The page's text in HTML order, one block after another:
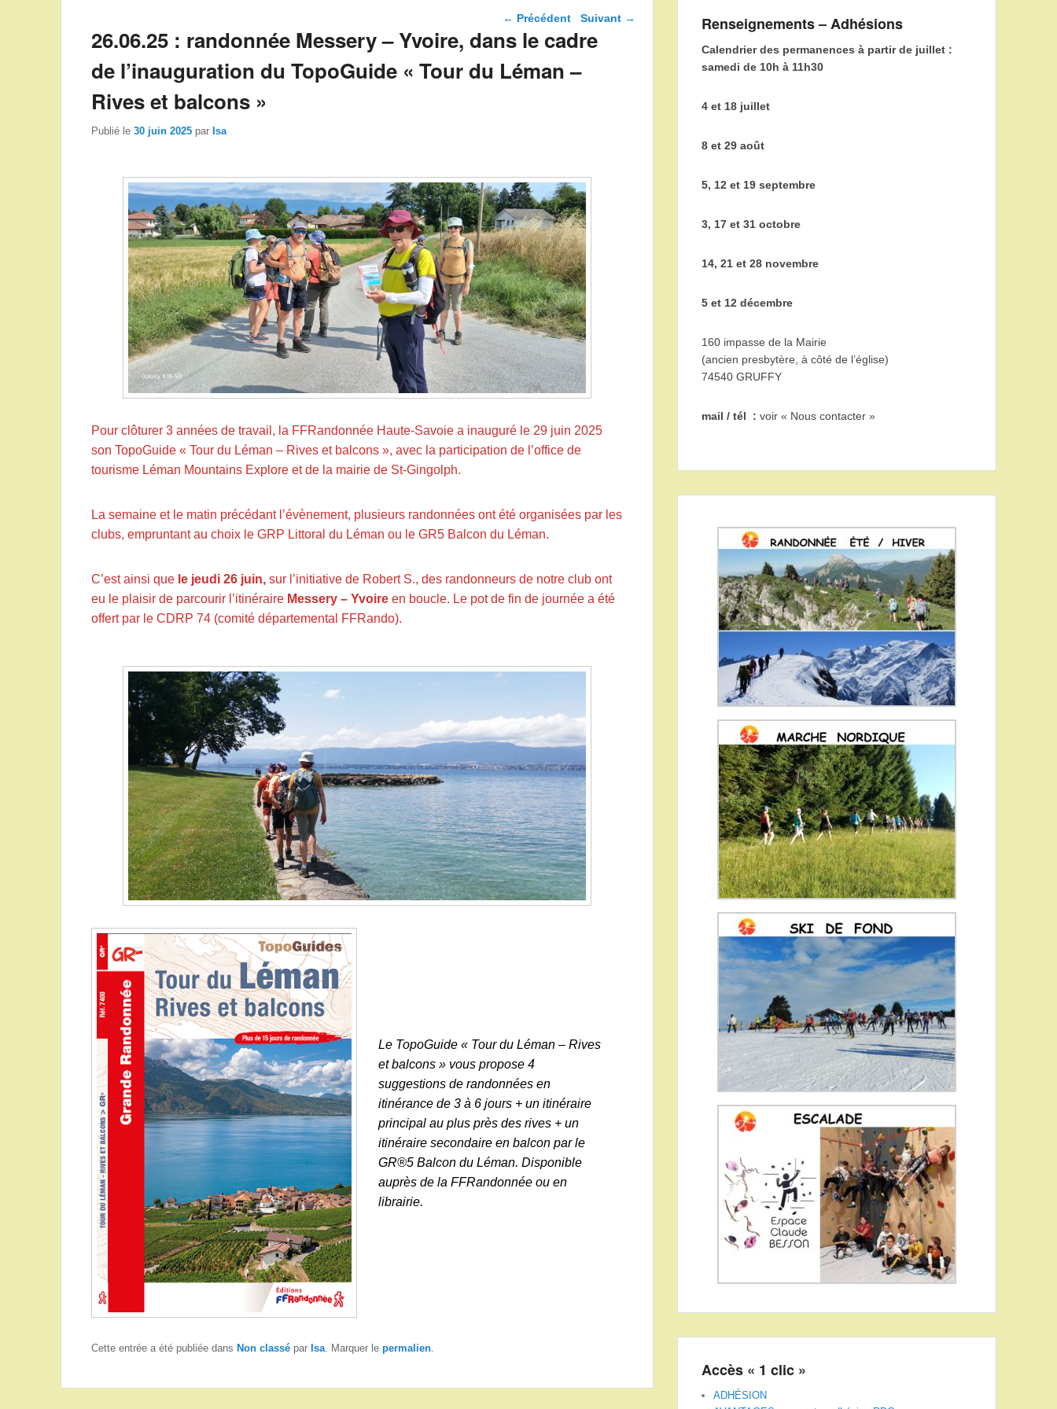
Navigation dans les
← Précédent Suivant →
26.06.25 : randonnée Messery – Yvoire, dans le cadre
de l’inauguration du TopoGuide « Tour du Léman –
Rives et balcons »
Publié le 30 juin 2025 par Isa
Pour clôturer 3 années de travail, la FFRandonnée Haute-Savoie a inauguré le 29 juin 2025
son TopoGuide « Tour du Léman – Rives et balcons », avec la participation de l’office de
tourisme Léman Mountains Explore et de la mairie de St-Gingolph.
La semaine et le matin précédant l’évènement, plusieurs randonnées ont été organisées par les
clubs, empruntant au choix le GRP Littoral du Léman ou le GR5 Balcon du Léman.
C’est ainsi que le jeudi 26 juin, sur l’initiative de Robert S., des randonneurs de notre club ont
eu le plaisir de parcourir l’itinéraire Messery – Yvoire en boucle. Le pot de fin de journée a été
offert par le CDRP 74 (comité départemental FFRando).
Le TopoGuide « Tour du Léman – Rives
et balcons » vous propose 4
suggestions de randonnées en
itinérance de 3 à 6 jours + un itinéraire
principal au plus près des rives + un
itinéraire secondaire en balcon par le
GR®5 Balcon du Léman. Disponible
auprès de la FFRandonnée ou en
librairie.
Cette entrée a été publiée dans Non classé par Isa. Marquer le permalien.
Renseignements – Adhésions
Calendrier des permanences à partir de juillet :
samedi de 10h à 11h30
4 et 18 juillet
8 et 29 août
5, 12 et 19 septembre
3, 17 et 31 octobre
14, 21 et 28 novembre
5 et 12 décembre
160 impasse de la Mairie
(ancien presbytère, à côté de l’église)
74540 GRUFFY
mail / tél : voir « Nous contacter »
Accès « 1 clic »
ADHÉSION